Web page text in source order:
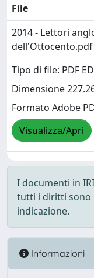
File
2014 - Lettori
dell'Ottocento.pdf
Tipo di file: PDF
Dimensione
Formato Adobe
Visualizza/Apri
I documenti in
tutti i diritti sono
indicazione.
Informazioni